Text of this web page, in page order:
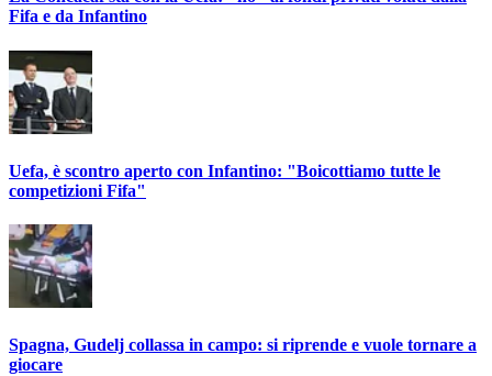
Fifa e da Infantino
Uefa, è scontro aperto con Infantino: "Boicottiamo tutte le
competizioni Fifa"
Spagna, Gudelj collassa in campo: si riprende e vuole tornare a
giocare